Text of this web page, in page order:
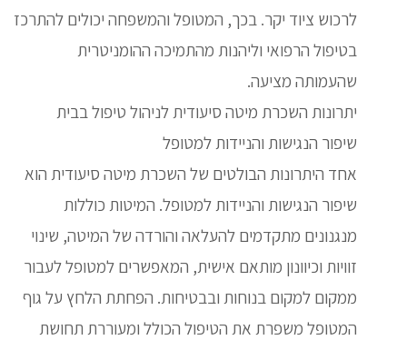
לרכוש ציוד יקר. בכך, המטופל והמשפחה יכולים להתרכז
בטיפול הרפואי וליהנות מהתמיכה ההומניטרית
שהעמותה מציעה.
יתרונות השכרת מיטה סיעודית לניהול טיפול בבית
שיפור הנגישות והניידות למטופל
אחד היתרונות הבולטים של השכרת מיטה סיעודית הוא
שיפור הנגישות והניידות למטופל. המיטות כוללות
מנגנונים מתקדמים להעלאה והורדה של המיטה, שינוי
זוויות וכיוונון מותאם אישית, המאפשרים למטופל לעבור
ממקום למקום בנוחות ובבטיחות. הפחתת הלחץ על גוף
המטופל משפרת את הטיפול הכולל ומעוררת תחושת